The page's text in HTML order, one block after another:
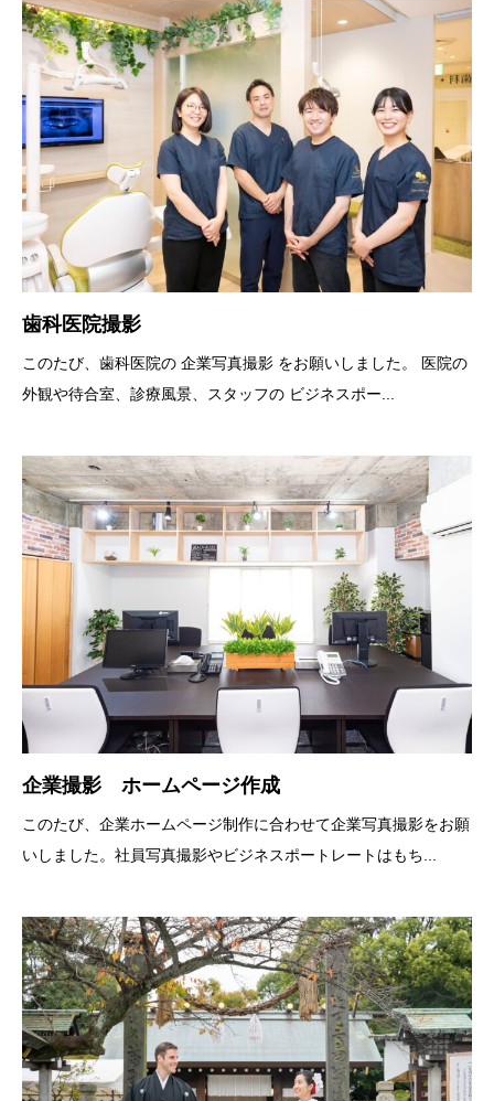
歯科医院撮影
このたび、歯科医院の 企業写真撮影 をお願いしました。 医院の
外観や待合室、診療風景、スタッフの ビジネスポー...
企業撮影 ホームページ作成
このたび、企業ホームページ制作に合わせて企業写真撮影をお願
いしました。社員写真撮影やビジネスポートレートはもち...